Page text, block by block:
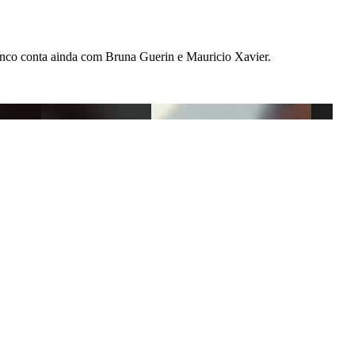
conta ainda com Bruna Guerin e Mauricio Xavier.